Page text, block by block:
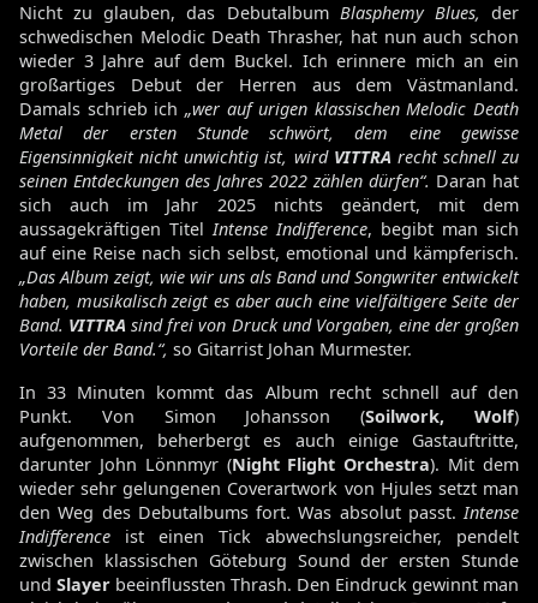
Nicht zu glauben, das Debutalbum Blasphemy Blues, der
schwedischen Melodic Death Thrasher, hat nun auch schon
wieder 3 Jahre auf dem Buckel. Ich erinnere mich an ein
großartiges Debut der Herren aus dem Västmanland.
Damals schrieb ich „wer auf urigen klassischen Melodic Death
Metal der ersten Stunde schwört, dem eine gewisse
Eigensinnigkeit nicht unwichtig ist, wird VITTRArecht schnell zu
seinen Entdeckungen des Jahres 2022 zählen dürfen“. Daran hat
sich auch im Jahr 2025 nichts geändert, mit dem
aussagekräftigen TitelIntense Indifference, begibt man sich
auf eine Reise nach sich selbst, emotional und kämpferisch.
„Das Album zeigt, wie wir uns als Band und Songwriter entwickelt
haben, musikalisch zeigt es aber auch eine vielfältigere Seite der
Band. VITTRA sind frei von Druck und Vorgaben, eine der großen
Vorteile der Band.“, so Gitarrist Johan Murmester.
In 33 Minuten kommt das Album recht schnell auf den
Punkt. Von Simon Johansson (Soilwork, Wolf)
aufgenommen, beherbergt es auch einige Gastauftritte,
darunter John Lönnmyr (Night Flight Orchestra). Mit dem
wieder sehr gelungenen Coverartwork von Hjules setzt man
den Weg des Debutalbums fort. Was absolut passt.Intense
Indifference ist einen Tick abwechslungsreicher, pendelt
zwischen klassischen Göteburg Sound der ersten Stunde
und Slayer beeinflussten Thrash. Den Eindruck gewinnt man